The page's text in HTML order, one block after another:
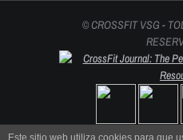
© CROSSFIT VSG -
Este sitio web utiliza cookies para que